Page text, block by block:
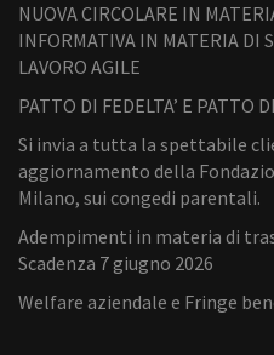
NUOVA CIRCOLARE IN
INFORMATIVA IN MATERIA DI
LAVORO AGILE
PATTO DI FEDELTA’ E PATTO
Si invia a tutta la spettabile
aggiornamento della
Milano, sui congedi parentali.
Adempimenti in materia di
Scadenza 7 giugno 2026
Welfare aziendale e Fringe